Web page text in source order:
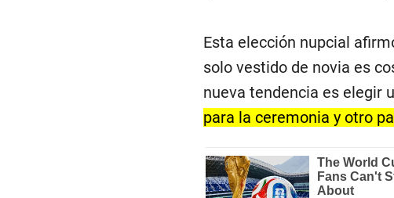
Esta elección nupcial
solo vestido de novia es
nueva tendencia es elegir
para la ceremonia y otro